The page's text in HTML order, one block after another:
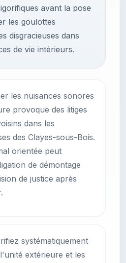
avant la pose
les goulottes
disgracieuses dans
de vie intérieurs.
les nuisances sonores
provoque des litiges
dans les
des Clayes-sous-Bois.
orientée peut
de démontage
de justice après
systématiquement
extérieure et les